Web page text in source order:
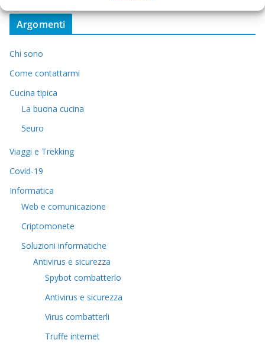
Argomenti
Chi sono
Come contattarmi
Cucina tipica
La buona cucina
5euro
Viaggi e Trekking
Covid-19
Informatica
Web e comunicazione
Criptomonete
Soluzioni informatiche
Antivirus e sicurezza
Spybot combatterlo
Antivirus e sicurezza
Virus combatterli
Truffe internet